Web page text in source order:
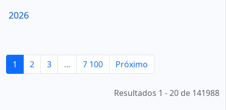
2026
1 2 3 ... 7 100 Próximo
Resultados 1 - 20 de 141988